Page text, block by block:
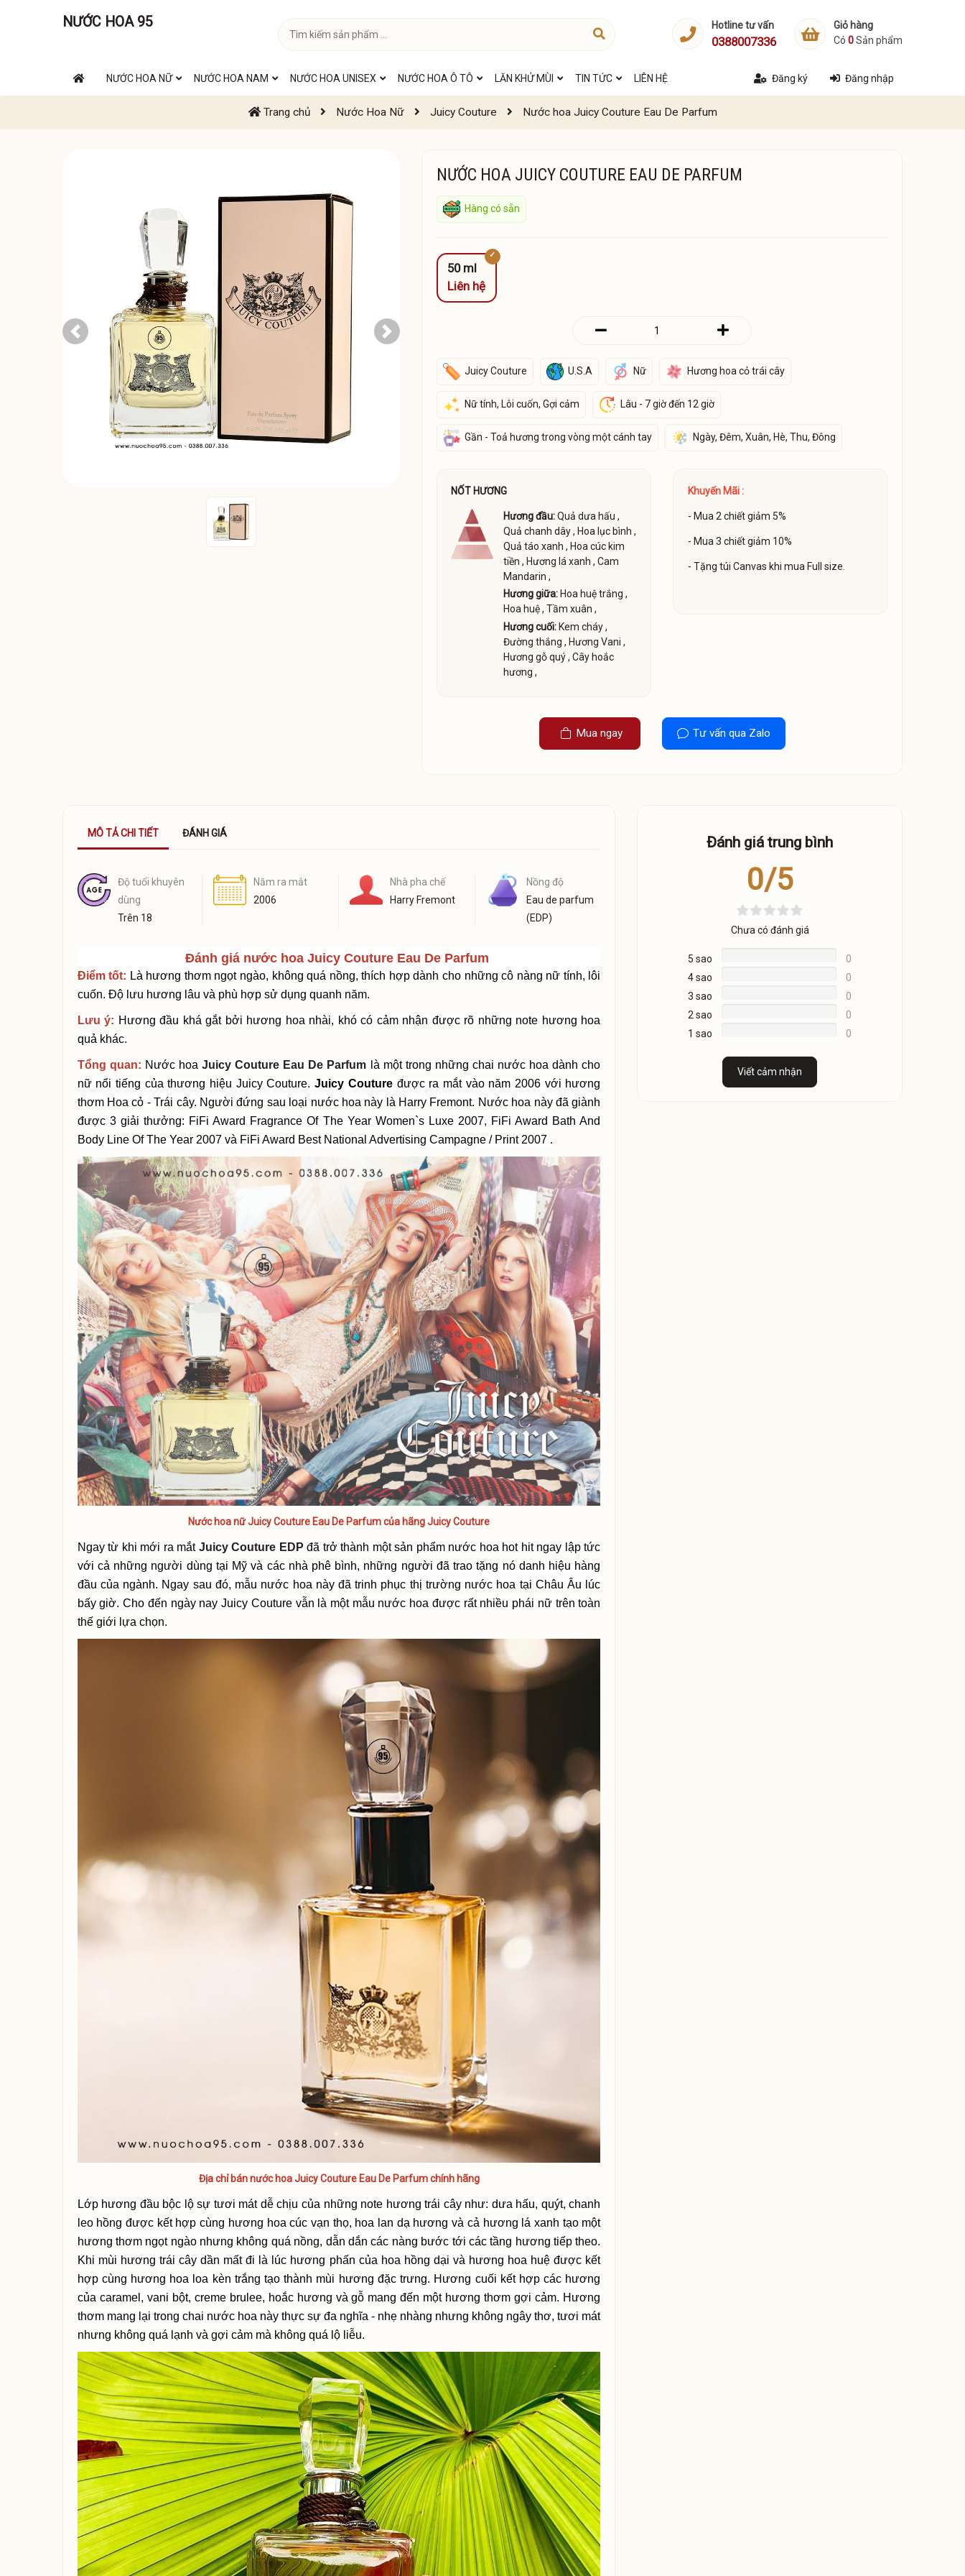
NƯỚC HOA 95
Giỏ hàng
Có 0Sản phẩm
Hotline tư vấn
0388007336
NƯỚC HOA NỮ NƯỚC HOA NAM NƯỚC HOA UNISEX NƯỚC HOA Ô TÔ LĂN KHỬ MÙI TIN TỨC LIÊN HỆ Đăng ký Đăng nhập
Trang chủ Nước Hoa Nữ Juicy Couture Nước hoa Juicy Couture Eau De Parfum
Previous Next
NƯỚC HOA JUICY COUTURE EAU DE PARFUM
Hàng có sẵn
50 ml
Liên hệ
Juicy Couture U.S.A Nữ Hương hoa cỏ trái cây
Nữ tính, Lôi cuốn, Gợi cảm Lâu - 7 giờ đến 12 giờ
Gần - Toả hương trong vòng một cánh tay Ngày, Đêm, Xuân, Hè, Thu, Đông
NỐT HƯƠNG
Hương đầu:Quả dưa hấu ,
Quả chanh dây, Hoa lục bình ,
Quả táo xanh , Hoa cúc kim
tiền , Hương lá xanh ,Cam
Mandarin ,
Hương giữa: Hoa huệ trắng ,
Hoa huệ,Tầm xuân ,
Hương cuối: Kem cháy,
Đường thắng , Hương Vani ,
Hương gỗ quý,Cây hoắc
hương ,
Khuyến Mãi :
- Mua 2 chiết giảm 5%
- Mua 3 chiết giảm 10%
- Tặng túi Canvas khi mua Full size.
Mua ngay Tư vấn qua Zalo
MÔ TẢ CHI TIẾT ĐÁNH GIÁ
Độ tuổi khuyên
dùng
Trên 18
Năm ra mắt
2006
Nhà pha chế
Harry Fremont
Nồng độ
Eau de parfum
(EDP)
Đánh giá nước hoa Juicy Couture Eau De Parfum
Điểm tốt: Là hương thơm ngọt ngào, không quá nồng, thích hợp dành cho những cô nàng nữ tính, lôi
cuốn. Độ lưu hương lâu và phù hợp sử dụng quanh năm.
Lưu ý: Hương đầu khá gắt bởi hương hoa nhài, khó có cảm nhận được rõ những note hương hoa
quả khác.
Tổng quan: Nước hoaJuicy Couture Eau De Parfum là một trong những chai nước hoa dành cho
nữ nổi tiếng của thương hiệu Juicy Couture.Juicy Coutuređược ra mắt vào năm 2006 với hương
thơm Hoa cỏ - Trái cây. Người đứng sau loại nước hoa này là Harry Fremont. Nước hoa này đã giành
được 3 giải thưởng: FiFi Award Fragrance Of The Year Women`s Luxe 2007, FiFi Award Bath And
Body Line Of The Year 2007 và FiFi Award Best National Advertising Campagne / Print 2007 .
Nước hoa nữ Juicy Couture Eau De Parfum của hãng Juicy Couture
Ngay từ khi mới ra mắt Juicy Couture EDP đã trở thành một sản phẩm nước hoa hot hit ngay lập tức
với cả những người dùng tại Mỹ và các nhà phê bình, những người đã trao tặng nó danh hiệu hàng
đầu của ngành. Ngay sau đó, mẫu nước hoa này đã trinh phục thị trường nước hoa tại Châu Âu lúc
bấy giờ. Cho đến ngày nay Juicy Couture vẫn là một mẫu nước hoa được rất nhiều phái nữ trên toàn
thế giới lựa chọn.
Địa chỉ bán nước hoa Juicy Couture Eau De Parfum chính hãng
Lớp hương đầu bộc lộ sự tươi mát dễ chịu của những note hương trái cây như: dưa hấu, quýt, chanh
leo hồng được kết hợp cùng hương hoa cúc vạn thọ, hoa lan dạ hương và cả hương lá xanh tạo một
hương thơm ngọt ngào nhưng không quá nồng, dẫn dắn các nàng bước tới các tầng hương tiếp theo.
Khi mùi hương trái cây dần mất đi là lúc hương phấn của hoa hồng dại và hương hoa huệ được kết
hợp cùng hương hoa loa kèn trắng tạo thành mùi hương đặc trưng. Hương cuối kết hợp các hương
của caramel, vani bột, creme brulee, hoắc hương và gỗ mang đến một hương thơm gợi cảm. Hương
thơm mang lại trong chai nước hoa này thực sự đa nghĩa - nhẹ nhàng nhưng không ngây thơ, tươi mát
nhưng không quá lạnh và gợi cảm mà không quá lộ liễu.
Đánh giá trung bình
0/5
Chưa có đánh giá
5 sao
0
4 sao
0
3 sao
0
2 sao
0
1 sao
0
Viết cảm nhận